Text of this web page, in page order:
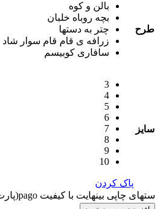
طرح
بالن و کوه
بچه روباه خلبان
چتر به دستها
زرافه ی قام قام سوار شاد
سافاری کوبیسم
سایز
3
4
5
6
7
8
9
10
پاک کردن
ستهای چاپی بینهایت با کیفیت pago(پارت۳) کد1426 عدد